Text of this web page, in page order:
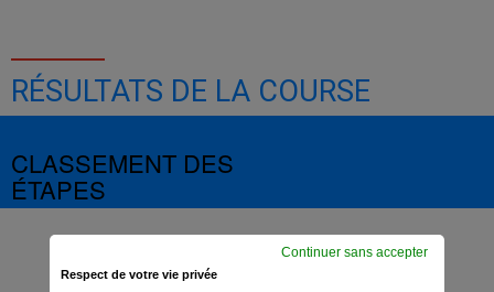
RÉSULTATS DE LA COURSE
CLASSEMENT DES
ÉTAPES
Respect de votre vie privée
Continuer sans accepter